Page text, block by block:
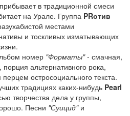
в традиционной смеси
на Урале. Группа PRотив
местами
и тоскливых изматывающих
номер "Форматы"- смачная,
альтернативного рока,
остросоциального текста.
традициях каких-нибудь Pearl
творчества дела у группы,
Песни "Суицид"и